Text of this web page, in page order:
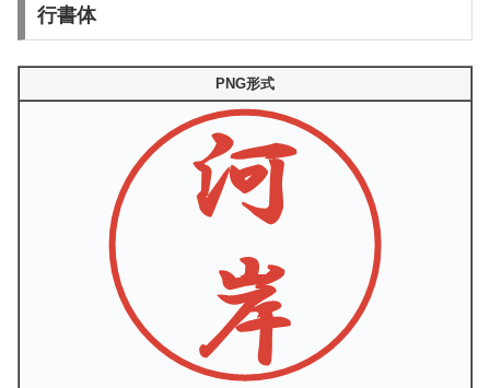
行書体
PNG形式